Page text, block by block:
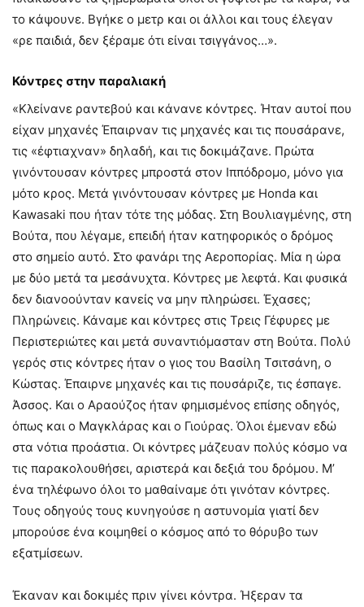
το κάψουνε. Βγήκε ο μετρ και οι άλλοι και τους έλεγαν
«ρε παιδιά, δεν ξέραμε ότι είναι τσιγγάνος…».
Κόντρες στην παραλιακή
«Κλείνανε ραντεβού και κάνανε κόντρες. Ήταν αυτοί που
είχαν μηχανές Έπαιρναν τις μηχανές και τις πουσάρανε,
τις «έφτιαχναν» δηλαδή, και τις δοκιμάζανε. Πρώτα
γινόντουσαν κόντρες μπροστά στον Ιππόδρομο, μόνο για
μότο κρος. Μετά γινόντουσαν κόντρες με Honda και
Kawasaki που ήταν τότε της μόδας. Στη Βουλιαγμένης, στη
Βούτα, που λέγαμε, επειδή ήταν κατηφορικός ο δρόμος
στο σημείο αυτό. Στο φανάρι της Αεροπορίας. Μία η ώρα
με δύο μετά τα μεσάνυχτα. Κόντρες με λεφτά. Και φυσικά
δεν διανοούνταν κανείς να μην πληρώσει. Έχασες;
Πληρώνεις. Κάναμε και κόντρες στις Τρεις Γέφυρες με
Περιστεριώτες και μετά συναντιόμασταν στη Βούτα. Πολύ
γερός στις κόντρες ήταν ο γιος του Βασίλη Τσιτσάνη, ο
Κώστας. Έπαιρνε μηχανές και τις πουσάριζε, τις έσπαγε.
Άσσος. Και ο Αραούζος ήταν φημισμένος επίσης οδηγός,
όπως και ο Μαγκλάρας και ο Γιούρας. Όλοι έμεναν εδώ
στα νότια προάστια. Οι κόντρες μάζευαν πολύς κόσμο να
τις παρακολουθήσει, αριστερά και δεξιά του δρόμου. Μ’
ένα τηλέφωνο όλοι το μαθαίναμε ότι γινόταν κόντρες.
Τους οδηγούς τους κυνηγούσε η αστυνομία γιατί δεν
μπορούσε ένα κοιμηθεί ο κόσμος από το θόρυβο των
εξατμίσεων.
Έκαναν και δοκιμές πριν γίνει κόντρα. Ήξεραν τα